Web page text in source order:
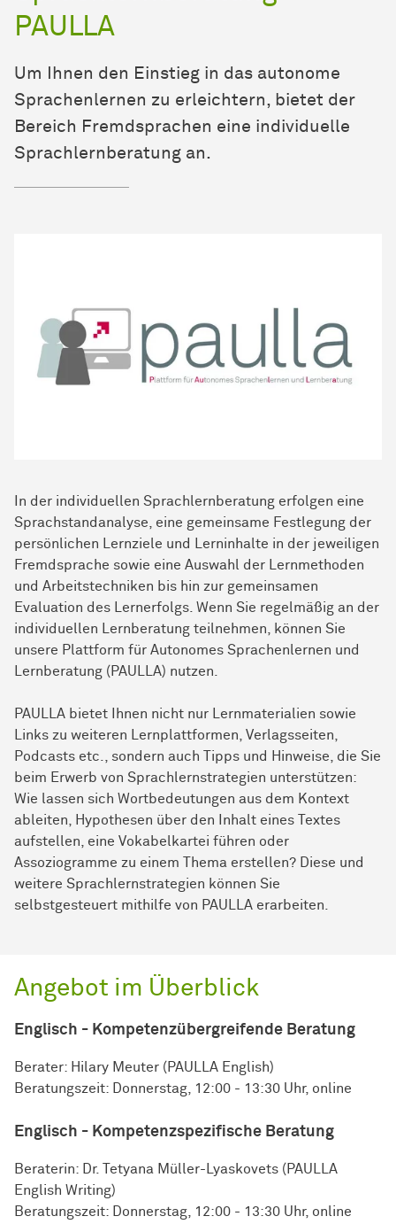
PAULLA
Um Ihnen den Einstieg in das autonome
Sprachenlernen zu erleichtern, bietet der
Bereich Fremdsprachen eine individuelle
Sprachlernberatung an.
In der individuellen Sprachlernberatung erfolgen eine
Sprachstandanalyse, eine gemeinsame Festlegung der
persönlichen Lernziele und Lerninhalte in der jeweiligen
Fremd­sprache sowie eine Auswahl der Lernmethoden
und Arbeitstechniken bis hin zur gemeinsamen
Evaluation des Lernerfolgs. Wenn Sie regelmäßig an der
individuellen Lernberatung teilnehmen, können Sie
unsere Plattform für Autonomes Sprachenlernen und
Lernberatung (PAULLA) nutzen.
PAULLA bietet Ihnen nicht nur Lernmaterialien sowie
Links zu weiteren Lernplattformen, Verlagsseiten,
Podcasts etc., sondern auch Tipps und Hinweise, die Sie
beim Erwerb von Sprachlernstrategien unterstützen:
Wie lassen sich Wortbedeutungen aus dem Kontext
ableiten, Hypothesen über den Inhalt eines Textes
aufstellen, eine Vokabelkartei führen oder
Assoziogramme zu einem Thema erstellen? Diese und
weitere Sprachlernstrategien können Sie
selbstgesteuert mithilfe von PAULLA erarbeiten.
Angebot im Überblick
Englisch - Kompetenzübergreifende Beratung
Berater: Hilary Meuter (PAULLA English)
Beratungszeit: Donnerstag, 12:00 - 13:30 Uhr, online
Englisch - Kompetenzspezifische Beratung
Beraterin: Dr. Tetyana Müller-Lyaskovets (PAULLA
English Writing)
Beratungszeit: Donnerstag, 12:00 - 13:30 Uhr, online